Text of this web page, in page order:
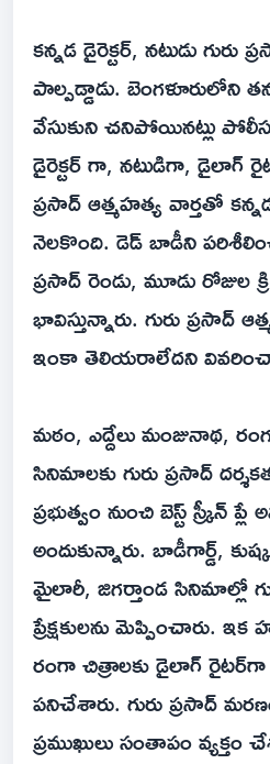
కన్నడ డైరెక్టర్, నటుడు గురు
పాల్పడ్డాడు.
వేసుకుని చనిపోయినట్లు
డైరెక్టర్ గా, నటుడిగా, డైలాగ్
ప్రసాద్ ఆత్మహత్య వార్తతో
నెలకొంది. డెడ్ బాడీని
ప్రసాద్ రెండు, మూడు రోజుల
భావిస్తున్నారు. గురు ప్రసాద్
ఇంకా తెలియరాలేదని
మఠం, ఎద్దేలు మంజునాథ,
సినిమాలకు గురు ప్రసాద్
ప్రభుత్వం నుంచి బెస్ట్ స్క్రీన్
అందుకున్నారు. బాడీగార్డ్,
మైలారీ, జిగర్తాండ సినిమాల్లో
ప్రేక్షకులను మెప్పించారు.
రంగా చిత్రాలకు డైలాగ్ రైటర్‌గా
పనిచేశారు. గురు ప్రసాద్
ప్రముఖులు సంతాపం వ్యక్తం